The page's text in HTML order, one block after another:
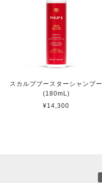
スカルプブースターシャンプー
(180mL)
¥14,300